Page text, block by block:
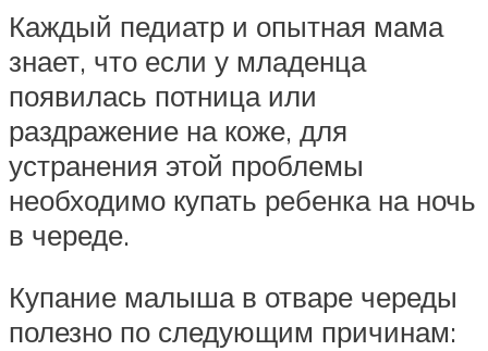
Каждый педиатр и опытная мама
знает, что если у младенца
появилась потница или
раздражение на коже, для
устранения этой проблемы
необходимо купать ребенка на ночь
в череде.
Купание малыша в отваре череды
полезно по следующим причинам: